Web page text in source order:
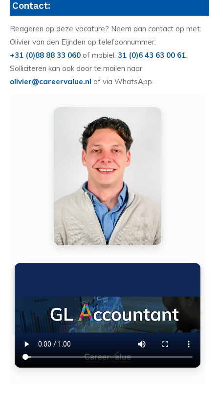
Contact:
Reageren op deze vacature? Neem dan contact op met:
Olivier van den Eijnden op telefoonnummer:
+31 (0)88 88 33 060 of mobiel: 31 (0)6 43 63 00 61.
Solliciteren kan ook door te mailen naar
olivier@careervalue.nl of via WhatsApp.